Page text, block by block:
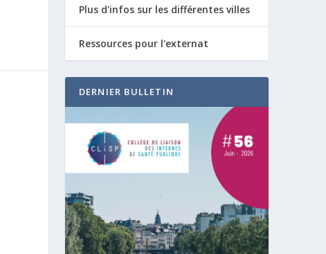
Plus d'infos sur les différentes villes
Ressources pour l'externat
DERNIER BULLETIN